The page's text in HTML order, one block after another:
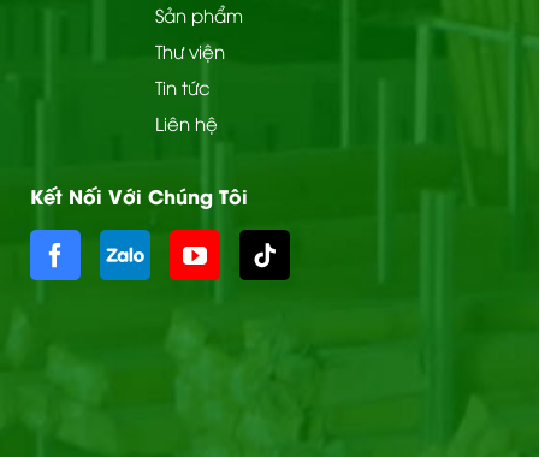
Sản phẩm
Thư viện
Tin tức
Liên hệ
Kết Nối Với Chúng Tôi